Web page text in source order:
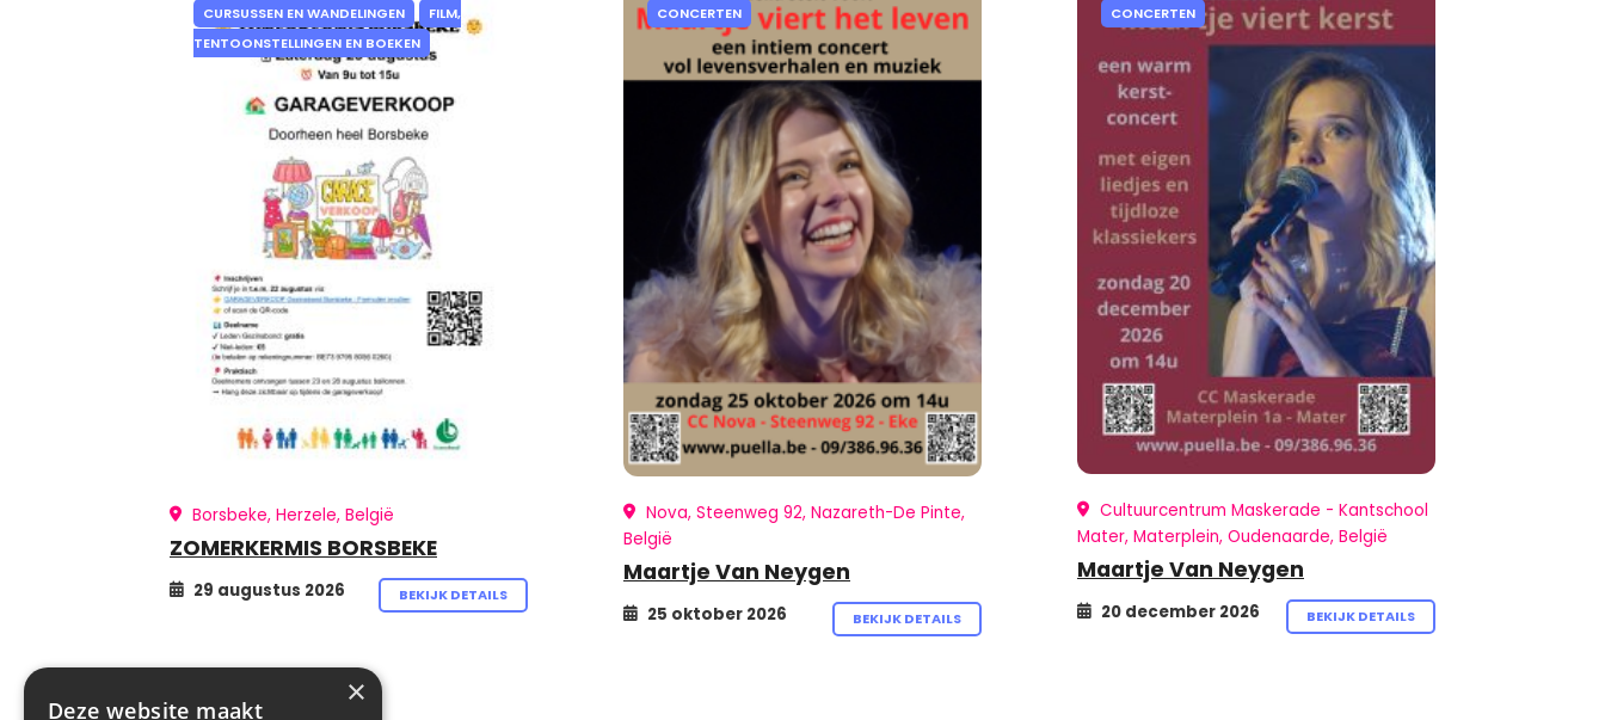
CURSUSSEN EN WANDELINGEN
FILM,
TENTOONSTELLINGEN EN BOEKEN
Borsbeke, Herzele, België
ZOMERKERMIS BORSBEKE
29 augustus 2026 BEKIJK DETAILS
CONCERTEN
Nova, Steenweg 92, Nazareth-De Pinte,
België
Maartje Van Neygen
25 oktober 2026 BEKIJK DETAILS
CONCERTEN
Cultuurcentrum Maskerade - Kantschool
Mater, Materplein, Oudenaarde, België
Maartje Van Neygen
20 december 2026 BEKIJK DETAILS
×
Deze website maakt